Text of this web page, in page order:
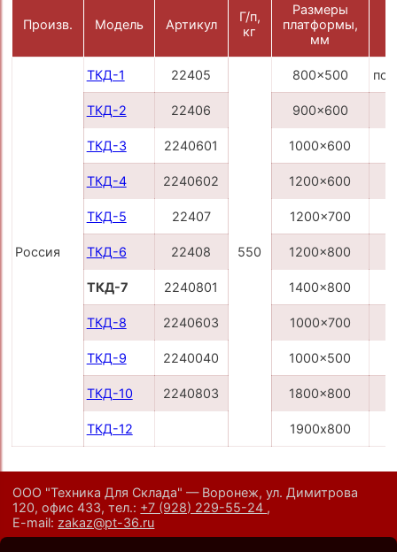
Произв. Модель Артикул
Г/п,
кг
Размеры
платформы,
мм
Россия
ТКД-1 22405
550
800x500 по
ТКД-2 22406 900x600
ТКД-3 2240601 1000x600
ТКД-4 2240602 1200x600
ТКД-5 22407 1200x700
ТКД-6 22408 1200x800
ТКД-7 2240801 1400x800
ТКД-8 2240603 1000x700
ТКД-9 2240040 1000x500
ТКД-10 2240803 1800x800
ТКД-12 1900х800
ООО "Техника Для Склада" — Воронеж, ул. Димитрова
120, офис 433,тел.: +7 (928) 229-55-24 ,
E-mail: zakaz@pt-36.ru